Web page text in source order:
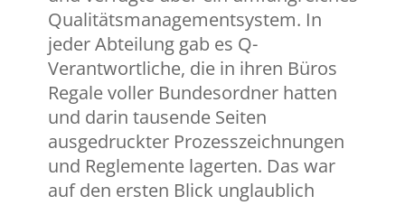
Qualitätsmanagementsystem. In
jeder Abteilung gab es Q-
Verantwortliche, die in ihren Büros
Regale voller Bundesordner hatten
und darin tausende Seiten
ausgedruckter Prozesszeichnungen
und Reglemente lagerten. Das war
auf den ersten Blick unglaublich